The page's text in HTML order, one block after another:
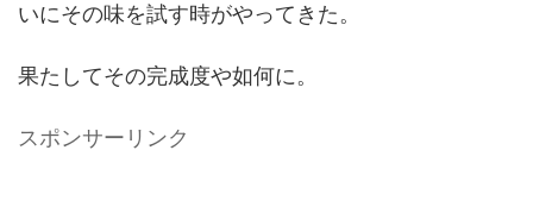
いにその味を試す時がやってきた。
果たしてその完成度や如何に。
スポンサーリンク